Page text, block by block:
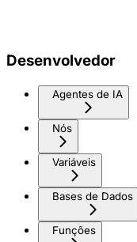
Desenvolvedor
Agentes de IA
Nós
Variáveis
Bases de Dados
Funções